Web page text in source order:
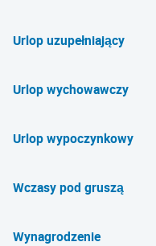
Urlop uzupełniający
Urlop wychowawczy
Urlop wypoczynkowy
Wczasy pod gruszą
Wynagrodzenie